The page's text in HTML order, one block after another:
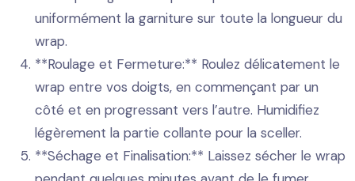
uniformément la garniture sur toute la longueur du
wrap.
**Roulage et Fermeture:** Roulez délicatement le
wrap entre vos doigts, en commençant par un
côté et en progressant vers l’autre. Humidifiez
légèrement la partie collante pour la sceller.
**Séchage et Finalisation:** Laissez sécher le wrap